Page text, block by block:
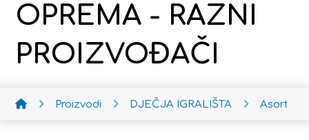
OPREMA - RAZNI
PROIZVOĐAČI
Proizvodi DJEČJA IGRALIŠTA